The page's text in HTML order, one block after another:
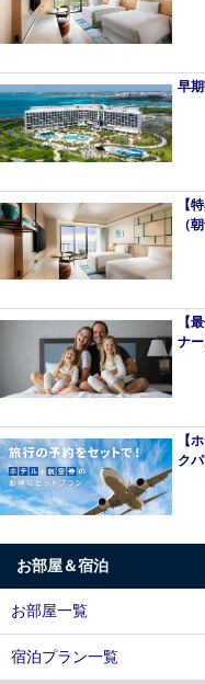
早
【
（
【
ナ
【
ク
お部屋＆宿泊
お部屋一覧
宿泊プラン一覧